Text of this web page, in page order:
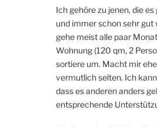
Ich gehöre zu jenen, die
und immer schon sehr
gehe meist alle paar
Wohnung (120 qm, 2
sortiere um. Macht mir
vermutlich selten. Ich
dass es anderen anders
entsprechende